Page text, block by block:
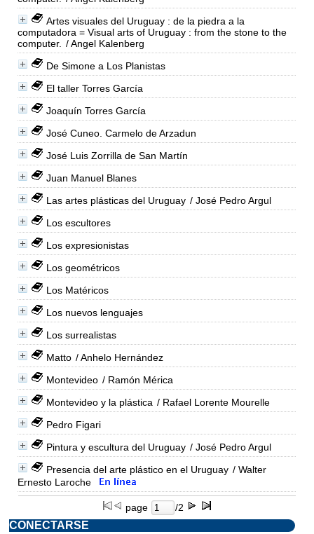
Artes visuales del Uruguay : de la piedra a la
computadora = Visual arts of Uruguay : from the stone to the
computer. / Angel Kalenberg
De Simone a Los Planistas
El taller Torres García
Joaquín Torres García
José Cuneo. Carmelo de Arzadun
José Luis Zorrilla de San Martín
Juan Manuel Blanes
Las artes plásticas del Uruguay / José Pedro Argul
Los escultores
Los expresionistas
Los geométricos
Los Matéricos
Los nuevos lenguajes
Los surrealistas
Matto / Anhelo Hernández
Montevideo / Ramón Mérica
Montevideo y la plástica / Rafael Lorente Mourelle
Pedro Figari
Pintura y escultura del Uruguay / José Pedro Argul
Presencia del arte plástico en el Uruguay / Walter
Ernesto Laroche
page /2
CONECTARSE